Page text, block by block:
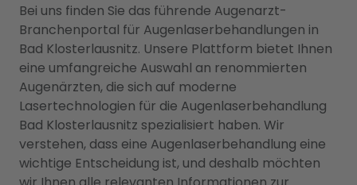
Bei uns finden Sie das führende Augenarzt-
Branchenportal für Augenlaserbehandlungen in
Bad Klosterlausnitz. Unsere Plattform bietet Ihnen
eine umfangreiche Auswahl an renommierten
Augenärzten, die sich auf moderne
Lasertechnologien für die Augenlaserbehandlung
Bad Klosterlausnitz spezialisiert haben. Wir
verstehen, dass eine Augenlaserbehandlung eine
wichtige Entscheidung ist, und deshalb möchten